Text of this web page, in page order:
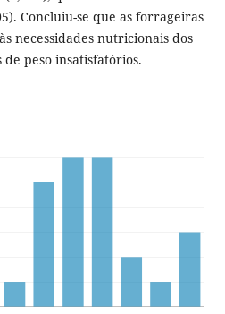
Concluiu-se que as forrageiras
necessidades nutricionais dos
peso insatisfatórios.